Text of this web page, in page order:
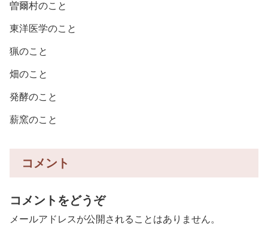
曽爾村のこと
東洋医学のこと
猟のこと
畑のこと
発酵のこと
薪窯のこと
コメント
コメントをどうぞ
メールアドレスが公開されることはありません。